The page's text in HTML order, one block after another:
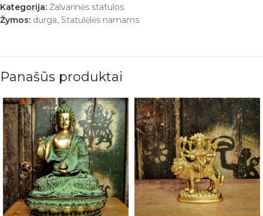
Kategorija: Žalvarinės statulos
Žymos: durga, Statulėlės namams
Panašūs produktai